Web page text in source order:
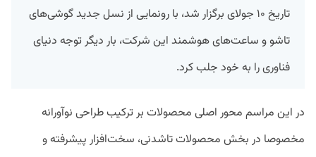
تاریخ ۱۰ جولای برگزار شد، با رونمایی از نسل جدید گوشی‌های
تاشو و ساعت‌های هوشمند این شرکت، بار دیگر توجه دنیای
فناوری را به خود جلب کرد.
در این مراسم محور اصلی محصولات بر ترکیب طراحی نوآورانه
مخصوصا در بخش محصولات تاشدنی، سخت‌افزار پیشرفته و